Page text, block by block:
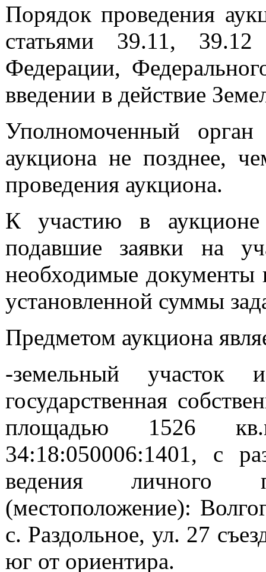
Порядок проведения
статьями 39.11, 39.12
Федерации,
введении в действие
Уполномоченный орган
аукциона не позднее,
проведения аукциона.
К участию в аукционе
подавшие заявки на
необходимые документы
установленной суммы
Предметом аукциона
-земельный участок
государственная
площадью 1526
34:18:050006:1401, с
ведения личного
(местоположение):
с. Раздольное, ул. 27
юг от ориентира.